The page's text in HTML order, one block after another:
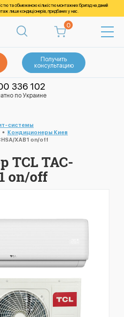
та обмеженою кількістю монтажних бригад на даний
лише кондиціонерів, придбаних у нас.
0
Получить
консультацию
336 102
по Украине
системы
Кондиционеры Киев
XAB1 on/off
TCL TAC-
on/off